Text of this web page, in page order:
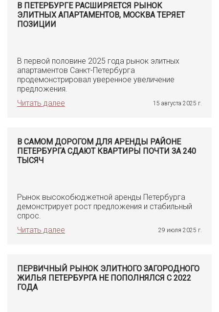
В ПЕТЕРБУРГЕ РАСШИРЯЕТСЯ РЫНОК
ЭЛИТНЫХ АПАРТАМЕНТОВ, МОСКВА ТЕРЯЕТ
ПОЗИЦИИ
В первой половине 2025 года рынок элитных
апартаментов Санкт-Петербурга
продемонстрировал уверенное увеличение
предложения.
Читать далее
15 августа 2025 г.
В САМОМ ДОРОГОМ ДЛЯ АРЕНДЫ РАЙОНЕ
ПЕТЕРБУРГА СДАЮТ КВАРТИРЫ ПОЧТИ ЗА 240
ТЫСЯЧ
Рынок высокобюджетной аренды Петербурга
демонстрирует рост предложения и стабильный
спрос.
Читать далее
29 июля 2025 г.
ПЕРВИЧНЫЙ РЫНОК ЭЛИТНОГО ЗАГОРОДНОГО
ЖИЛЬЯ ПЕТЕРБУРГА НЕ ПОПОЛНЯЛСЯ С 2022
ГОДА